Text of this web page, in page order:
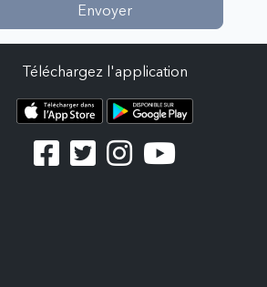
Envoyer
Téléchargez l'application